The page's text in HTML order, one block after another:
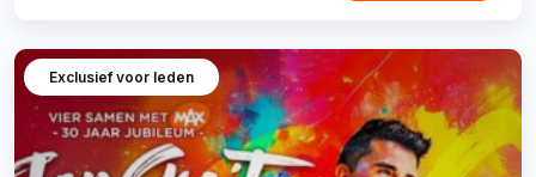
Exclusief voor leden